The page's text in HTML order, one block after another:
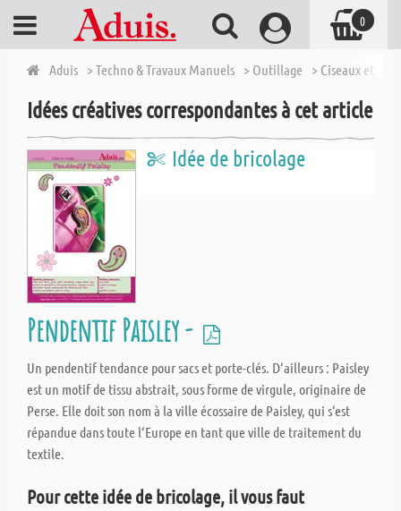
Aduis > Techno & Travaux Manuels > Outillage > Ciseaux et
Idées créatives correspondantes à cet article
Idée de bricolage
Pendentif Paisley -
Un pendentif tendance pour sacs et porte-clés. D‘ailleurs : Paisley
est un motif de tissu abstrait, sous forme de virgule, originaire de
Perse. Elle doit son nom à la ville écossaire de Paisley, qui s‘est
répandue dans toute l‘Europe en tant que ville de traitement du
textile.
Pour cette idée de bricolage, il vous faut
0